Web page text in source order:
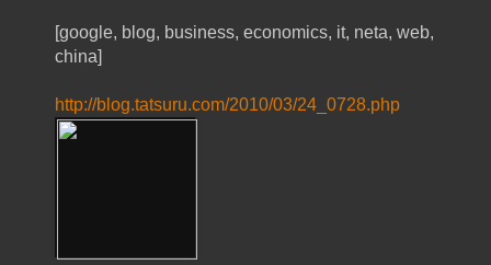
[google, blog, business, economics, it, neta, web,
china]
http://blog.tatsuru.com/2010/03/24_0728.php